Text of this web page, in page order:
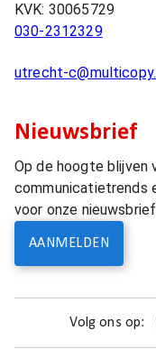
KVK: 30065729
030-2312329
utrecht-
Nieuwsbrief
Op de hoogte blijven
communicatietrends
voor onze
AANMELDEN
Volg ons op: